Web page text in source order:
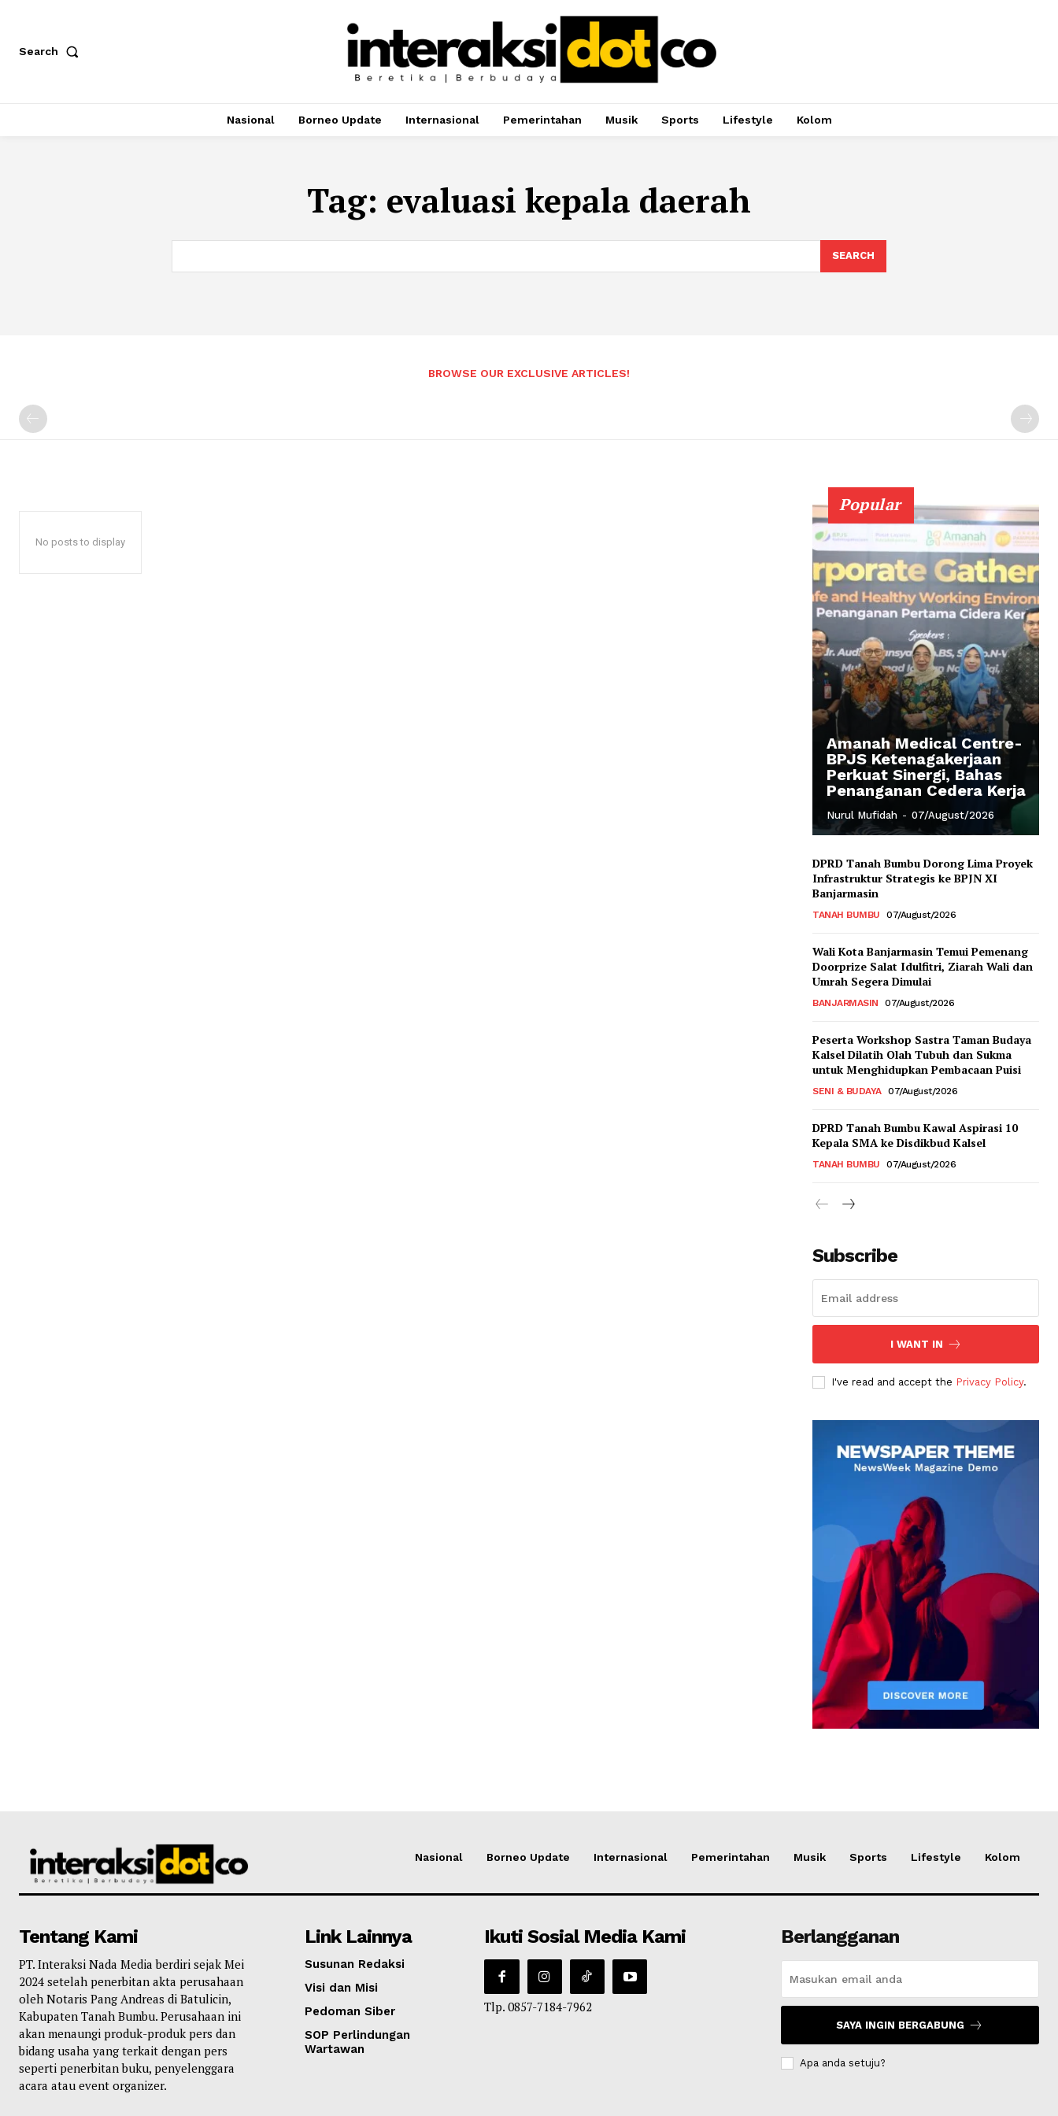
Search
Nasional Borneo Update Internasional Pemerintahan Musik Sports Lifestyle Kolom
Tag: evaluasi kepala daerah
SEARCH
BROWSE OUR EXCLUSIVE ARTICLES!
No posts to display
Popular
Amanah Medical Centre-
BPJS Ketenagakerjaan
Perkuat Sinergi, Bahas
Penanganan Cedera Kerja
Nurul Mufidah - 07/August/2026
DPRD Tanah Bumbu Dorong Lima Proyek
Infrastruktur Strategis ke BPJN XI
Banjarmasin
TANAH BUMBU 07/August/2026
Wali Kota Banjarmasin Temui Pemenang
Doorprize Salat Idulfitri, Ziarah Wali dan
Umrah Segera Dimulai
BANJARMASIN 07/August/2026
Peserta Workshop Sastra Taman Budaya
Kalsel Dilatih Olah Tubuh dan Sukma
untuk Menghidupkan Pembacaan Puisi
SENI & BUDAYA 07/August/2026
DPRD Tanah Bumbu Kawal Aspirasi 10
Kepala SMA ke Disdikbud Kalsel
TANAH BUMBU 07/August/2026
Subscribe
I WANT IN
I've read and accept the Privacy Policy.
Nasional Borneo Update Internasional Pemerintahan Musik Sports Lifestyle Kolom
Tentang Kami
PT. Interaksi Nada Media berdiri sejak Mei
2024 setelah penerbitan akta perusahaan
oleh Notaris Pang Andreas di Batulicin,
Kabupaten Tanah Bumbu. Perusahaan ini
akan menaungi produk-produk pers dan
bidang usaha yang terkait dengan pers
seperti penerbitan buku, penyelenggara
acara atau event organizer.
Link Lainnya
Susunan Redaksi
Visi dan Misi
Pedoman Siber
SOP Perlindungan
Wartawan
Ikuti Sosial Media Kami
Tlp. 0857-7184-7962
Berlangganan
SAYA INGIN BERGABUNG
Apa anda setuju?